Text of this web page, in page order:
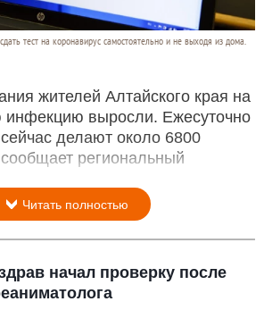
тест на коронавирус самостоятельно и не выходя из дома.
жителей Алтайского края на
инфекцию выросли. Ежесуточно
делают около 6800
региональный
Читать полностью
начал проверку после